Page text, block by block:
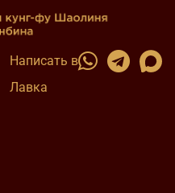
Написать в
Лавка